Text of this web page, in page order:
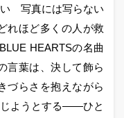
い 写真には写らない
れほど多くの人が救
HEARTSの名曲
言葉は、決して飾ら
づらさを抱えながら
じようとする――ひと